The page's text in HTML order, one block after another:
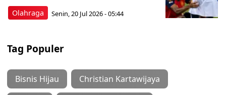
Olahraga Senin, 20 Jul 2026 - 05:44
Tag Populer
Bisnis Hijau Christian Kartawijaya